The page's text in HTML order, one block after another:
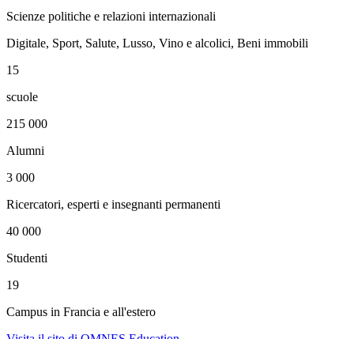
Scienze politiche e relazioni internazionali
Digitale, Sport, Salute, Lusso, Vino e alcolici, Beni immobili
15
scuole
215 000
Alumni
3 000
Ricercatori, esperti e insegnanti permanenti
40 000
Studenti
19
Campus in Francia e all'estero